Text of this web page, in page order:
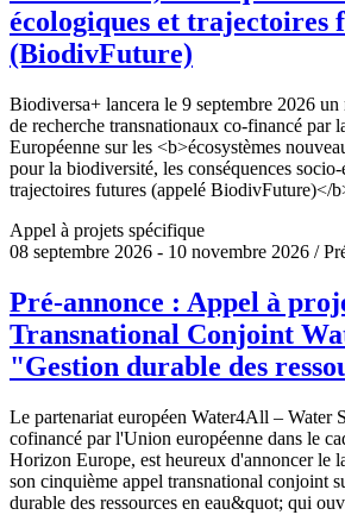
écologiques et trajectoires
(BiodivFuture)
Biodiversa+ lancera le 9 septembre 2026
de recherche transnationaux co-financé par
Européenne sur les <b>écosystèmes
pour la biodiversité, les conséquences
trajectoires futures (appelé BiodivFuture)</
Appel à projets spécifique
08 septembre 2026 - 10 novembre 2026 /
Pré-annonce : Appel à
Transnational Conjoint
"Gestion durable des
Le partenariat européen Water4All – Water
cofinancé par l'Union européenne dans le
Horizon Europe, est heureux d'annoncer le
son cinquième appel transnational conjoint
durable des ressources en eau&quot; qui